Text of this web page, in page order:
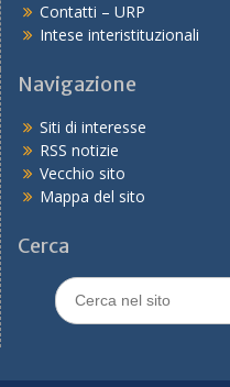
Contatti – URP
Intese interistituzionali
Navigazione
Siti di interesse
RSS notizie
Vecchio sito
Mappa del sito
Cerca
Search
for: